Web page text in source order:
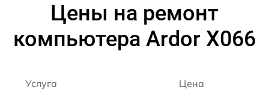
Цены на ремонт
компьютера Ardor X066
Услуга Цена